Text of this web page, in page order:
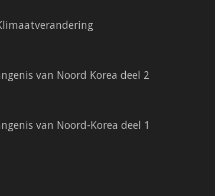
van Noord Korea deel 2
van Noord-Korea deel 1